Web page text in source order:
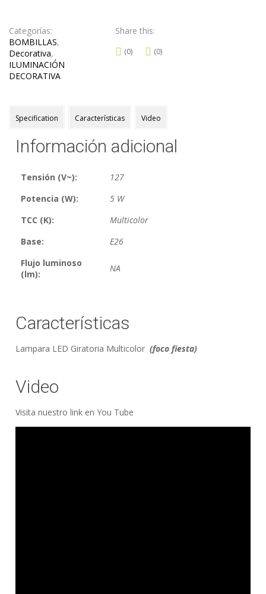
Categorías:
BOMBILLAS,
Decorativa,
ILUMINACIÓN
DECORATIVA
Share this:
(0) (0)
Specification Características Video
Información adicional
Tensión (V~):
127
Potencia (W):
5 W
TCC (K):
Multicolor
Base:
E26
Flujo luminoso
(lm):
NA
Características
Lampara LED Giratoria Multicolor (foco fiesta)
Video
Visita nuestro link en You Tube